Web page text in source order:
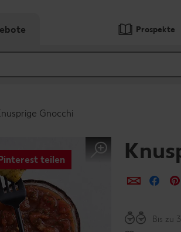
Prospekte
Gnocchi
teilen
per E-
Bis zu